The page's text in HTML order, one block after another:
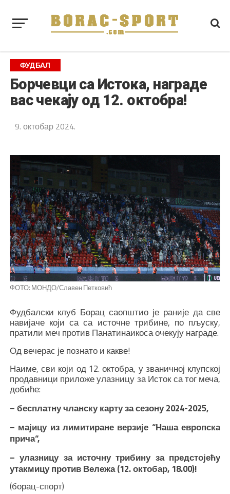
ФУДБАЛ
Борчевци са Истока, награде
вас чекају од 12. октобра!
9. октобар 2024.
ФОТО: МОНДО/Славен Петковић
Фудбалски клуб Борац саопштио је раније да све
навијаче који са са источне трибине, по пљуску,
пратили меч против Панатинаикоса очекују награде.
Од вечерас је познато и какве!
Наиме, сви који од 12. октобра, у званичној клупској
продавници приложе улазницу за Исток са тог меча,
добиће:
– бесплатну чланску карту за сезону 2024-2025,
– мајицу из лимитиране верзије “Наша европска
прича“,
– улазницу за источну трибину за предстојећу
утакмицу против Вележа (12. октобар, 18.00)!
(борац-спорт)